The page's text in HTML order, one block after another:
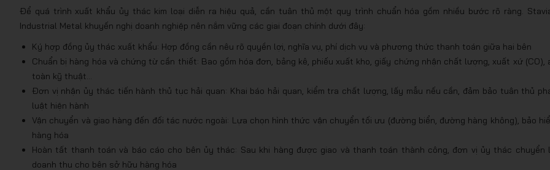
Để quá trình xuất khẩu ủy thác kim loại diễn ra hiệu quả, cần tuân thủ một quy trình chuẩn hóa gồm nhiều bước rõ ràng.
Industrial Metal khuyến nghị doanh nghiệp nên nắm vững các giai đoạn chính dưới đây:
Ký hợp đồng ủy thác xuất khẩu: Hợp đồng cần nêu rõ quyền lợi, nghĩa vụ, phí dịch vụ và phương thức thanh toán giữa hai bên
Chuẩn bị hàng hóa và chứng từ cần thiết: Bao gồm hóa đơn, bảng kê, phiếu xuất kho, giấy chứng nhận chất lượng, xuất xứ (CO),
toàn kỹ thuật…
Đơn vị nhận ủy thác tiến hành thủ tục hải quan: Khai báo hải quan, kiểm tra chất lượng, lấy mẫu nếu cần, đảm bảo tuân thủ
luật hiện hành
Vận chuyển và giao hàng đến đối tác nước ngoài: Lựa chọn hình thức vận chuyển tối ưu (đường biển, đường hàng không), bảo
hàng hóa
Hoàn tất thanh toán và báo cáo cho bên ủy thác: Sau khi hàng được giao và thanh toán thành công, đơn vị ủy thác chuyển
doanh thu cho bên sở hữu hàng hóa